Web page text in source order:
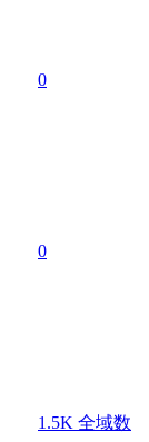
0
0
1.5K 全域数